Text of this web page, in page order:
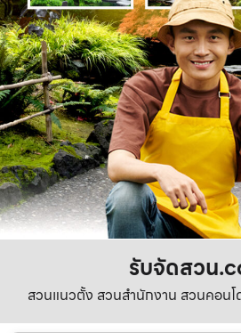
รับจัดสวน
สวนแนวตั้ง สวนสำนักงาน สวนคอน